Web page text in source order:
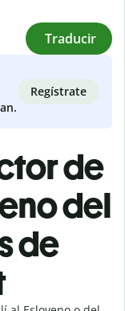
Traducir
Regístrate
de
del
de